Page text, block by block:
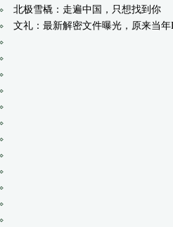
北极雪橇：走遍中国，只想找到你
文礼：最新解密文件曝光，原来当